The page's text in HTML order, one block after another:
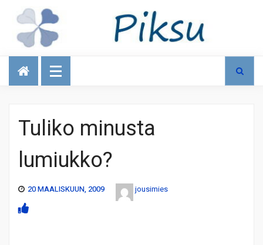
Talous
Tuliko minusta
lumiukko?
20 MAALISKUUN, 2009 jousimies